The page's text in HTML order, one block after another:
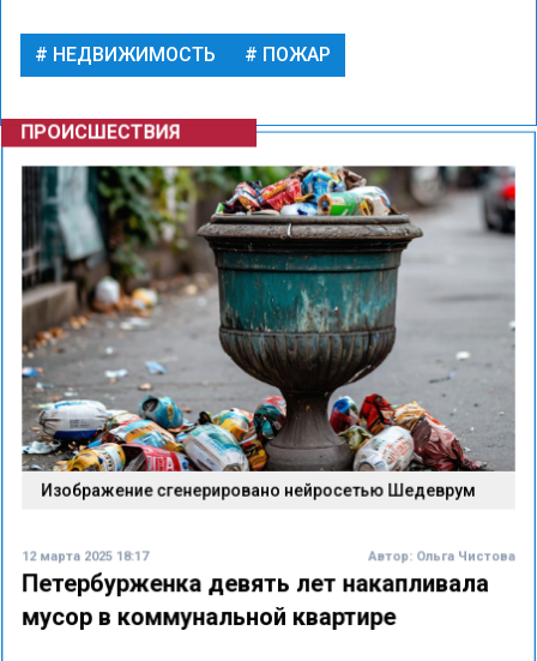
НЕДВИЖИМОСТЬ ПОЖАР
ПРОИСШЕСТВИЯ
Изображение сгенерировано нейросетью Шедеврум
12 марта 2025 18:17 Автор: Ольга Чистова
Петербурженка девять лет накапливала
мусор в коммунальной квартире